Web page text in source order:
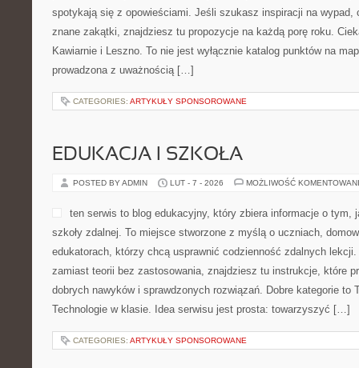
spotykają się z opowieściami. Jeśli szukasz inspiracji na wypad,
znane zakątki, znajdziesz tu propozycje na każdą porę roku.
Kawiarnie i Leszno. To nie jest wyłącznie katalog punktów na
prowadzona z uważnością […]
CATEGORIES: ARTYKUŁY SPONSOROWANE
EDUKACJA I SZKOŁA
POSTED BY ADMIN LUT - 7 - 2026 MOŻLIWOŚĆ
ten serwis to blog edukacyjny, który zbiera informacje o tym,
szkoły zdalnej. To miejsce stworzone z myślą o uczniach,
edukatorach, którzy chcą usprawnić codzienność zdalnych lekcji.
zamiast teorii bez zastosowania, znajdziesz tu instrukcje, które
dobrych nawyków i sprawdzonych rozwiązań. Dobre kategorie to
Technologie w klasie. Idea serwisu jest prosta: towarzyszyć […]
CATEGORIES: ARTYKUŁY SPONSOROWANE